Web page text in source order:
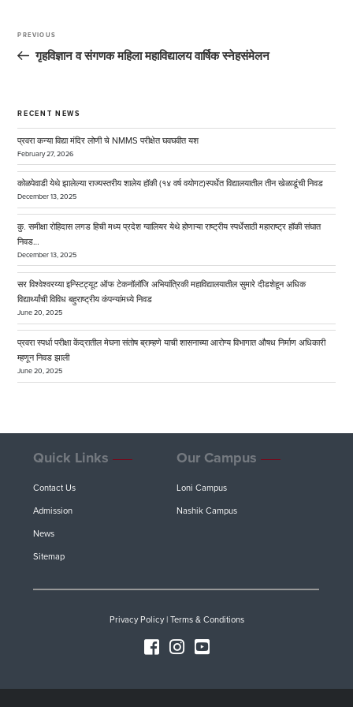
navigation
Previous
Post
PREVIOUS
गृहविज्ञान व संगणक महिला महाविद्यालय वार्षिक स्नेहसंमेलन
RECENT NEWS
प्रवरा कन्या विद्या मंदिर लोणी चे NMMS परीक्षेत घवघवीत यश
February 27, 2026
कोळपेवाडी येथे झालेल्या राज्यस्तरीय शालेय हॉकी (१४ वर्ष वयोगट)स्पर्धेत विद्यालयातील तीन खेळाडूंची निवड
December 13, 2025
कु. समीक्षा रोहिदास लगड हिची मध्य प्रदेश ग्वालियर येथे होणाऱ्या राष्ट्रीय स्पर्धेसाठी महाराष्ट्र हॉकी संघात
निवड…
December 13, 2025
सर विश्वेश्वरय्या इन्स्टिट्यूट ऑफ टेकनॉलॉजि अभियांत्रिकी महाविद्यालयातील सुमारे दीडशेहून अधिक
विद्यार्थ्यांची विविध बहुराष्ट्रीय कंपन्यांमध्ये निवड
June 20, 2025
प्रवरा स्पर्धा परीक्षा केंद्रातील मेघना संतोष ब्राम्हणे याची शासनाच्या आरोग्य विभागात औषध निर्माण अधिकारी
म्हणून निवड झाली
June 20, 2025
Quick Links
Contact Us
Admission
News
Sitemap
Our Campus
Loni Campus
Nashik Campus
Privacy Policy| Terms & Conditions